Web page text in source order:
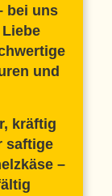
bei uns
und
kräftig
saftige
–